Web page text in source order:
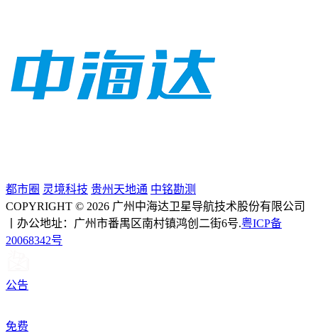
都市圈 灵境科技 贵州天地通 中铭勘测
COPYRIGHT © 2026 广州中海达卫星导航技术股份有限公司
丨办公地址：广州市番禺区南村镇鸿创二街6号.粤ICP备
20068342号
公告
免费